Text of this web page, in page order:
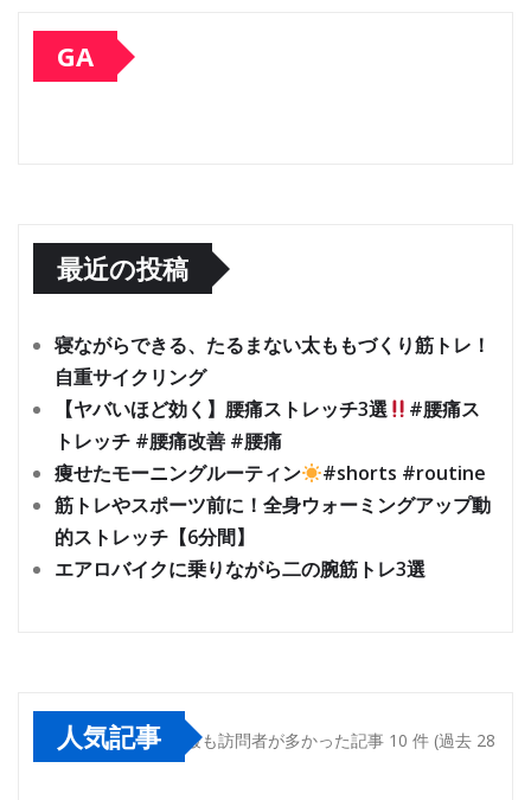
GA
最近の投稿
寝ながらできる、たるまない太ももづくり筋トレ！
自重サイクリング
【ヤバいほど効く】腰痛ストレッチ3選
#腰痛ス
トレッチ #腰痛改善 #腰痛
痩せたモーニングルーティン
#shorts #routine
筋トレやスポーツ前に！全身ウォーミングアップ動
的ストレッチ【6分間】
エアロバイクに乗りながら二の腕筋トレ3選
人気記事 最も訪問者が多かった記事 10 件 (過去 28